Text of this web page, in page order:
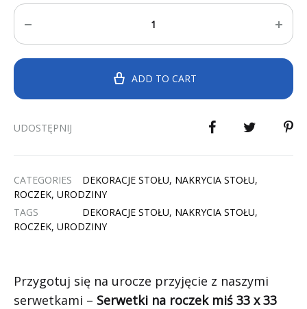
Quantity
ADD TO CART
UDOSTĘPNIJ
CATEGORIES DEKORACJE STOŁU, NAKRYCIA STOŁU,
ROCZEK, URODZINY
TAGS
DEKORACJE STOŁU, NAKRYCIA STOŁU,
ROCZEK, URODZINY
Przygotuj się na urocze przyjęcie z naszymi
serwetkami – Serwetki na roczek miś 33 x 33